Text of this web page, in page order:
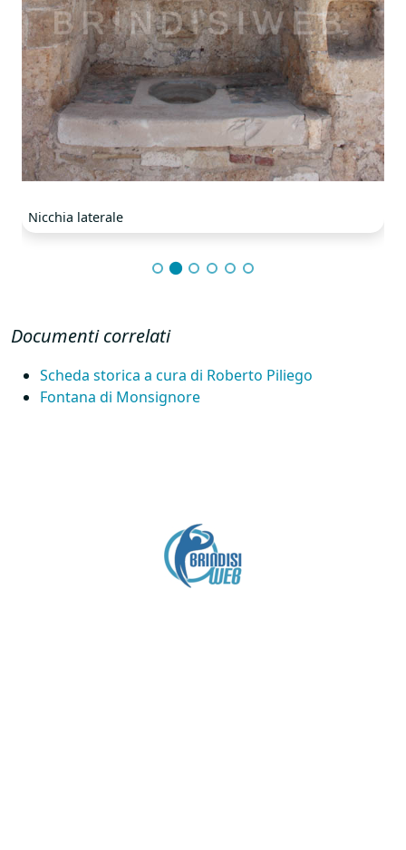
Nicchia laterale
Documenti correlati
Scheda storica a cura di Roberto Piliego
Fontana di Monsignore